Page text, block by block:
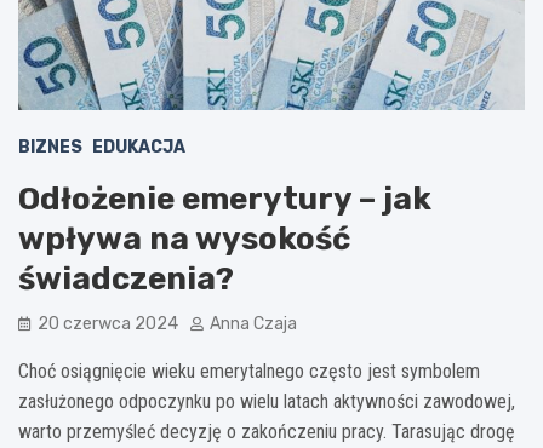
BIZNES EDUKACJA
Odłożenie emerytury – jak
wpływa na wysokość
świadczenia?
20 czerwca 2024 Anna Czaja
Choć osiągnięcie wieku emerytalnego często jest symbolem
zasłużonego odpoczynku po wielu latach aktywności zawodowej,
warto przemyśleć decyzję o zakończeniu pracy. Tarasując drogę